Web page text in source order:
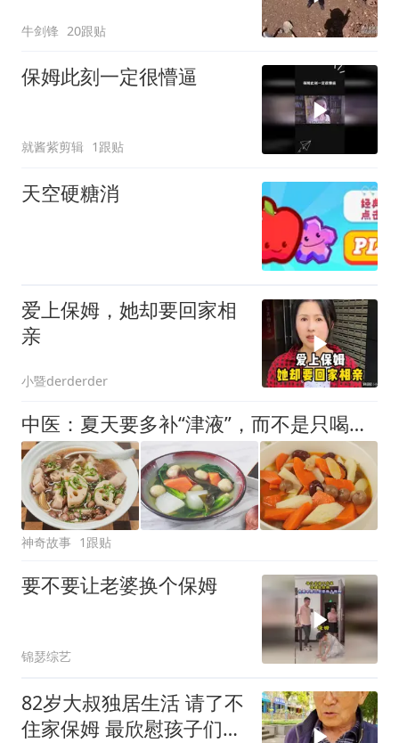
牛剑锋 20跟贴
保姆此刻一定很懵逼
就酱紫剪辑 1跟贴
天空硬糖消
爱上保姆，她却要回家相
亲
小暨derderder
中医：夏天要多补“津液”，而不是只喝水！8碗素食生津水，赶走湿重、咽干、皮肤干！
神奇故事 1跟贴
要不要让老婆换个保姆
锦瑟综艺
82岁大叔独居生活 请了不
住家保姆 最欣慰孩子们个